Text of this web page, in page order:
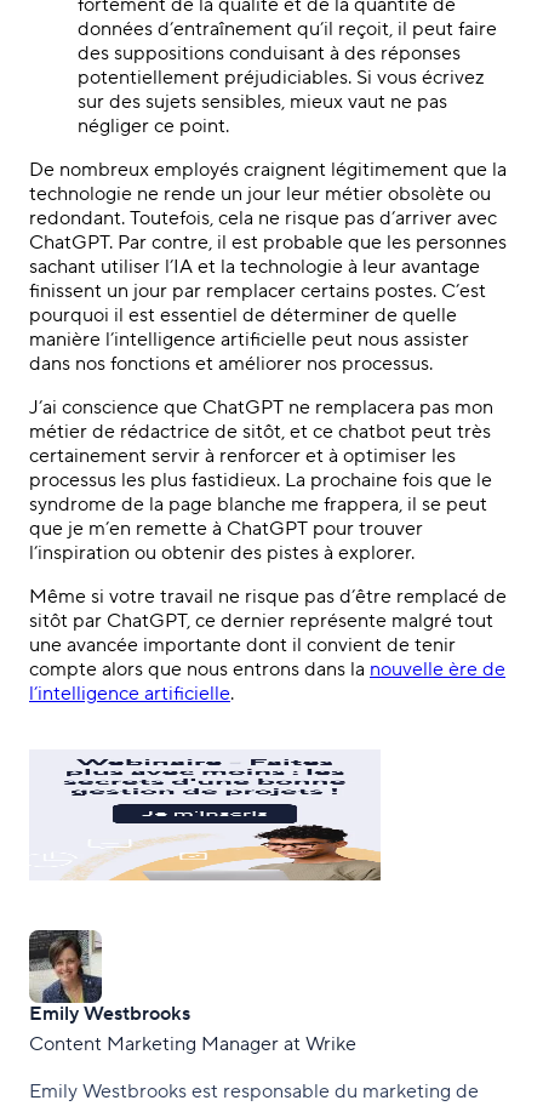
fortement de la qualité et de la quantité de
données d’entraînement qu’il reçoit, il peut faire
des suppositions conduisant à des réponses
potentiellement préjudiciables. Si vous écrivez
sur des sujets sensibles, mieux vaut ne pas
négliger ce point.
De nombreux employés craignent légitimement que la
technologie ne rende un jour leur métier obsolète ou
redondant. Toutefois, cela ne risque pas d’arriver avec
ChatGPT. Par contre, il est probable que les personnes
sachant utiliser l’IA et la technologie à leur avantage
finissent un jour par remplacer certains postes. C’est
pourquoi il est essentiel de déterminer de quelle
manière l’intelligence artificielle peut nous assister
dans nos fonctions et améliorer nos processus.
J’ai conscience que ChatGPT ne remplacera pas mon
métier de rédactrice de sitôt, et ce chatbot peut très
certainement servir à renforcer et à optimiser les
processus les plus fastidieux. La prochaine fois que le
syndrome de la page blanche me frappera, il se peut
que je m’en remette à ChatGPT pour trouver
l’inspiration ou obtenir des pistes à explorer.
Même si votre travail ne risque pas d’être remplacé de
sitôt par ChatGPT, ce dernier représente malgré tout
une avancée importante dont il convient de tenir
compte alors que nous entrons dans la nouvelle ère de
l’intelligence artificielle.
Emily Westbrooks
Content Marketing Manager at Wrike
Emily Westbrooks est responsable du marketing de